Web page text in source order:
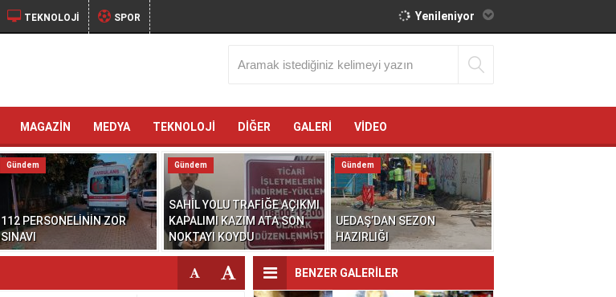
TEKNOLOJİ SPOR Yenileniyor
MAGAZİN MEDYA TEKNOLOJİ DİĞER GALERİ VİDEO
112 PERSONELİNİN ZOR
SINAVI
Gündem
SAHİL YOLU TRAFİĞE AÇIKMI
KAPALIMI KAZIM ATA SON
NOKTAYI KOYDU
Gündem
UEDAŞ’DAN SEZON
HAZIRLIĞI
Gündem
BENZER GALERİLER